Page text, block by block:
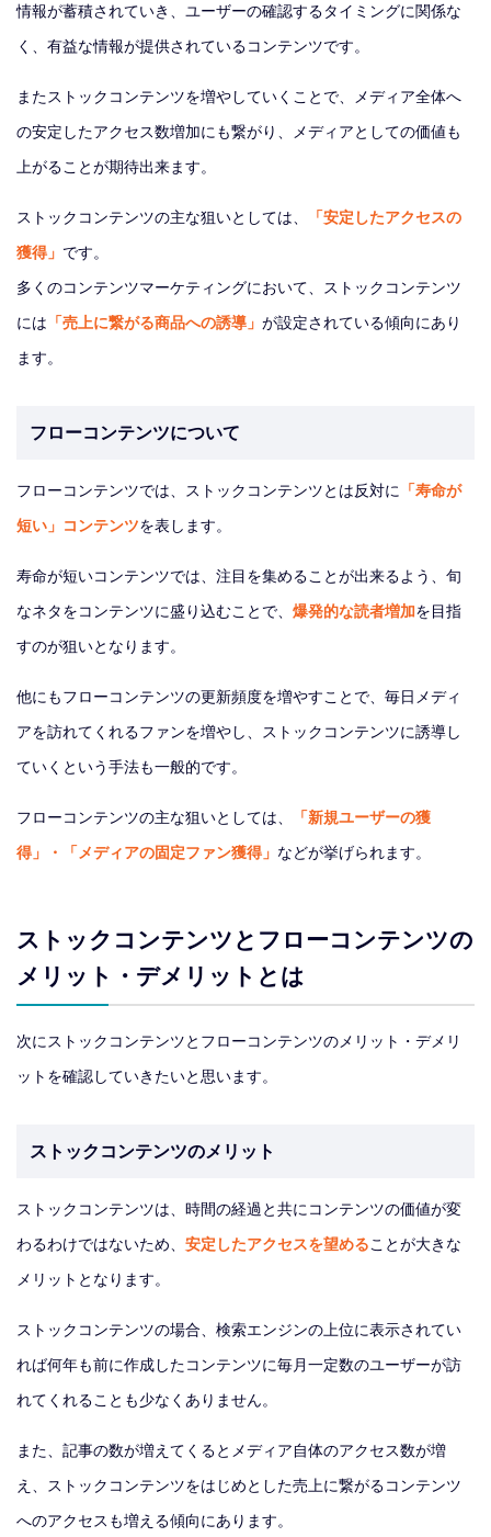
情報が蓄積されていき、ユーザーの確認するタイミングに関係な
く、有益な情報が提供されているコンテンツです。
またストックコンテンツを増やしていくことで、メディア全体へ
の安定したアクセス数増加にも繋がり、メディアとしての価値も
上がることが期待出来ます。
ストックコンテンツの主な狙いとしては、
「安定したアクセスの
獲得」 です。
多くのコンテンツマーケティングにおいて、ストックコンテンツ
には 「売上に繋がる商品への誘導」 が設定されている傾向にあり
ます。
フローコンテンツについて
フローコンテンツでは、ストックコンテンツとは反対に 「寿命が
短い」コンテンツを表します。
寿命が短いコンテンツでは、注目を集めることが出来るよう、旬
なネタをコンテンツに盛り込むことで、 爆発的な読者増加を目指
すのが狙いとなります。
他にもフローコンテンツの更新頻度を増やすことで、毎日メディ
アを訪れてくれるファンを増やし、ストックコンテンツに誘導し
ていくという手法も一般的です。
フローコンテンツの主な狙いとしては、
「新規ユーザーの獲
得」・「メディアの固定ファン獲得」 などが挙げられます。
ストックコンテンツとフローコンテンツの
メリット・デメリットとは
次にストックコンテンツとフローコンテンツのメリット・デメリ
ットを確認していきたいと思います。
ストックコンテンツのメリット
ストックコンテンツは、時間の経過と共にコンテンツの価値が変
わるわけではないため、 安定したアクセスを望めることが大きな
メリットとなります。
ストックコンテンツの場合、検索エンジンの上位に表示されてい
れば何年も前に作成したコンテンツに毎月一定数のユーザーが訪
れてくれることも少なくありません。
また、記事の数が増えてくるとメディア自体のアクセス数が増
え、ストックコンテンツをはじめとした売上に繋がるコンテンツ
へのアクセスも増える傾向にあります。